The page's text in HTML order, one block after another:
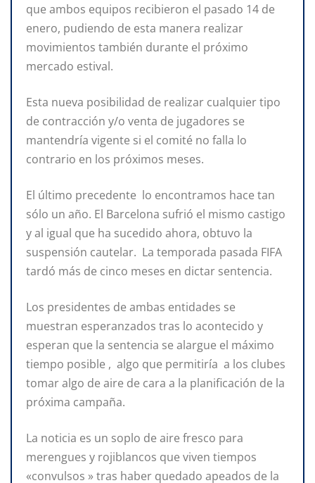
que ambos equipos recibieron el pasado 14 de
enero, pudiendo de esta manera realizar
movimientos también durante el próximo
mercado estival.
Esta nueva posibilidad de realizar cualquier tipo
de contracción y/o venta de jugadores se
mantendría vigente si el comité no falla lo
contrario en los próximos meses.
El último precedente lo encontramos hace tan
sólo un año. El Barcelona sufrió el mismo castigo
y al igual que ha sucedido ahora, obtuvo la
suspensión cautelar. La temporada pasada FIFA
tardó más de cinco meses en dictar sentencia.
Los presidentes de ambas entidades se
muestran esperanzados tras lo acontecido y
esperan que la sentencia se alargue el máximo
tiempo posible , algo que permitiría a los clubes
tomar algo de aire de cara a la planificación de la
próxima campaña.
La noticia es un soplo de aire fresco para
merengues y rojiblancos que viven tiempos
«convulsos » tras haber quedado apeados de la